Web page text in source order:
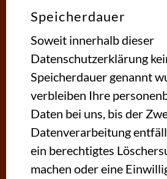
Speicherdauer
Soweit innerhalb dieser
Datenschutzerklärung
Speicherdauer genannt
verbleiben Ihre
Daten bei uns, bis der
Datenverarbeitung
ein berechtigtes
machen oder eine